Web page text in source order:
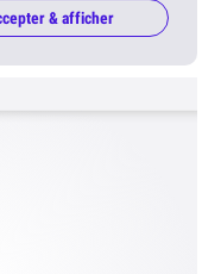
& afficher